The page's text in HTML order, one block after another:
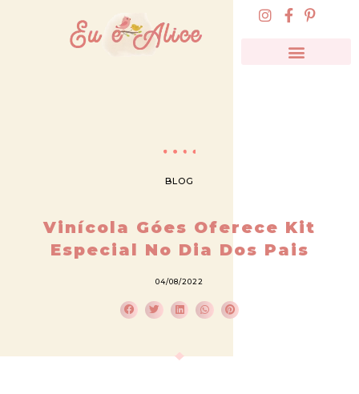
BLOG
Vinícola Góes Oferece Kit
Especial No Dia Dos Pais
04/08/2022